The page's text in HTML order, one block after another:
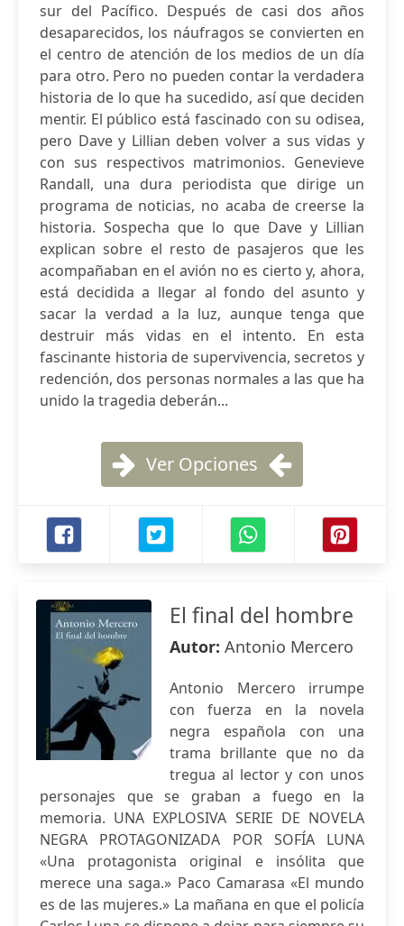
sur del Pacífico. Después de casi dos años
desaparecidos, los náufragos se convierten en
el centro de atención de los medios de un día
para otro. Pero no pueden contar la verdadera
historia de lo que ha sucedido, así que deciden
mentir. El público está fascinado con su odisea,
pero Dave y Lillian deben volver a sus vidas y
con sus respectivos matrimonios. Genevieve
Randall, una dura periodista que dirige un
programa de noticias, no acaba de creerse la
historia. Sospecha que lo que Dave y Lillian
explican sobre el resto de pasajeros que les
acompañaban en el avión no es cierto y, ahora,
está decidida a llegar al fondo del asunto y
sacar la verdad a la luz, aunque tenga que
destruir más vidas en el intento. En esta
fascinante historia de supervivencia, secretos y
redención, dos personas normales a las que ha
unido la tragedia deberán...
Ver Opciones
El final del hombre
Autor: Antonio Mercero
Antonio Mercero irrumpe
con fuerza en la novela
negra española con una
trama brillante que no da
tregua al lector y con unos
personajes que se graban a fuego en la
memoria. UNA EXPLOSIVA SERIE DE NOVELA
NEGRA PROTAGONIZADA POR SOFÍA LUNA
«Una protagonista original e insólita que
merece una saga.» Paco Camarasa «El mundo
es de las mujeres.» La mañana en que el policía